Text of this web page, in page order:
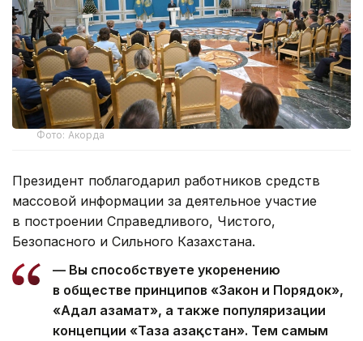
Фото: Акорда
Президент поблагодарил работников средств
массовой информации за деятельное участие
в построении Справедливого, Чистого,
Безопасного и Сильного Казахстана.
— Вы способствуете укоренению
в обществе принципов «Закон и Порядок»,
«Адал азамат», а также популяризации
концепции «Таза Қазақстан». Тем самым